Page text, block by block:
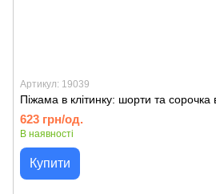
Артикул: 19039
Піжама в клітинку: шорти та сорочка
623 грн/од.
В наявності
Купити